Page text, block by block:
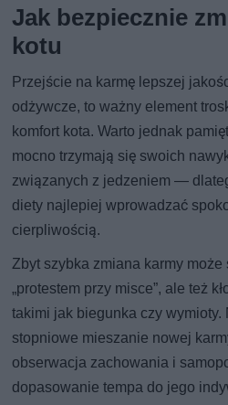
Jak bezpiecznie
kotu
Przejście na karmę lepszej
odżywcze, to ważny element
komfort kota. Warto jednak
mocno trzymają się swoich
związanych z jedzeniem —
diety najlepiej wprowadzać
cierpliwością.
Zbyt szybka zmiana karmy
„protestem przy misce”, ale też
takimi jak biegunka czy
stopniowe mieszanie nowej
obserwacja zachowania i
dopasowanie tempa do jego